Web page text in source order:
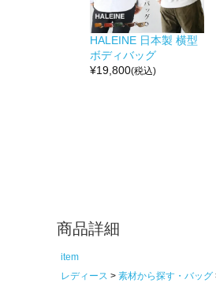
HALEINE 日本製 横型
ボディバッグ
¥19,800(税込)
商品詳細
item
レディース
素材から探す・バッグ